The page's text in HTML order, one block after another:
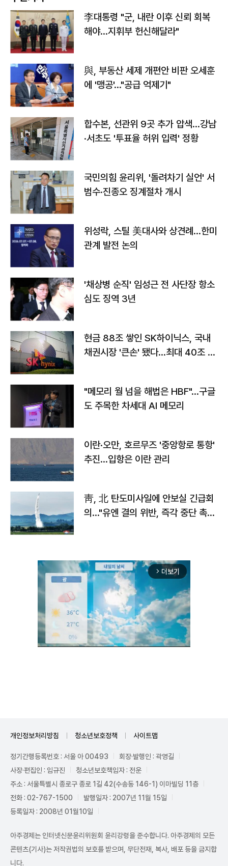
李대통령 "군, 내란 이후 신뢰 회복
해야…지휘부 헌신해달라"
與, 부동산 세제 개편안 비판 오세훈
에 '맹공'…"공급 억제기"
합수본, 선관위 9곳 추가 압색…강남
·서초도 '투표율 허위 입력' 정황
국민의힘 윤리위, '돌려차기 실언' 서
범수·진종오 징계절차 개시
위성락, 스틸 美대사와 상견례…한미
관계 발전 논의
'채상병 순직' 임성근 전 사단장 항소
심도 징역 3년
현금 88조 쌓인 SK하이닉스, 국내
채권시장 '큰손' 됐다…최대 40조 투
"메모리 월 넘을 해법은 HBF"…구글
도 주목한 차세대 AI 메모리
이란·오만, 호르무즈 '중앙항로 통항'
추진…입항은 이란 관리
靑, 北 탄도미사일에 안보실 긴급회
의…"유엔 결의 위반, 즉각 중단 촉
arrow_forward_ios 더보기
개인정보처리방침 청소년보호정책 사이트맵
정기간행등록번호 : 서울 아 00493
회장·발행인 : 곽영길
사장·편집인 : 임규진
청소년보호책임자 : 전운
주소 : 서울특별시 종로구 종로 1길 42(수송동 146-1) 이마빌딩 11층
전화 : 02-767-1500
발행일자 : 2007년 11월 15일
등록일자 : 2008년 01월10일
아주경제는 인터넷신문윤리위원회 윤리강령을 준수합니다. 아주경제의 모든
콘텐츠(기사)는 저작권법의 보호를 받으며, 무단전재, 복사, 배포 등을 금지합
니다.